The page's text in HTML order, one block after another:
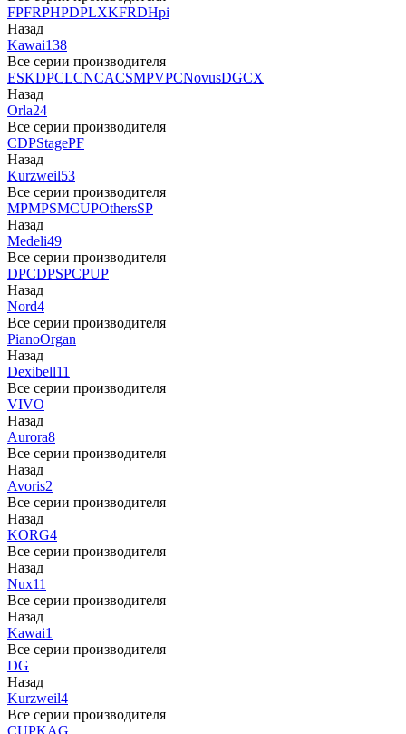
FPFRPHPDPLXKFRDHpi
Назад
Kawai138
Все серии производителя
ESKDPCLCNCACSMPVPCNovusDGCX
Назад
Orla24
Все серии производителя
CDPStagePF
Назад
Kurzweil53
Все серии производителя
MPMPSMCUPOthersSP
Назад
Medeli49
Все серии производителя
DPCDPSPCPUP
Назад
Nord4
Все серии производителя
PianoOrgan
Назад
Dexibell11
Все серии производителя
VIVO
Назад
Aurora8
Все серии производителя
Назад
Avoris2
Все серии производителя
Назад
KORG4
Все серии производителя
Назад
Nux11
Все серии производителя
Назад
Kawai1
Все серии производителя
DG
Назад
Kurzweil4
Все серии производителя
CUPKAG